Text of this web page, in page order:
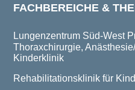
FACHBEREICHE &
Lungenzentrum Süd-West
Thoraxchirurgie,
Kinderklinik
Rehabilitationsklinik für